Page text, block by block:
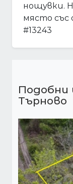
нощувки.
място със
#13243
Подобни
Търново